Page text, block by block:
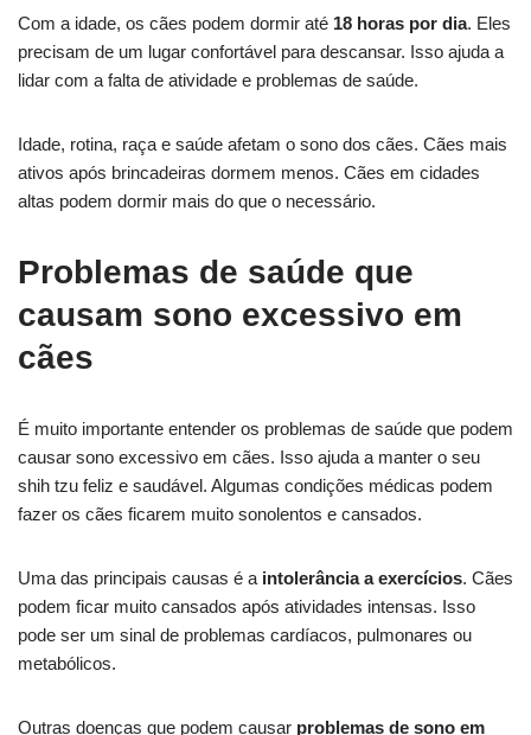
Com a idade, os cães podem dormir até 18 horas por dia. Eles
precisam de um lugar confortável para descansar. Isso ajuda a
lidar com a falta de atividade e problemas de saúde.
Idade, rotina, raça e saúde afetam o sono dos cães. Cães mais
ativos após brincadeiras dormem menos. Cães em cidades
altas podem dormir mais do que o necessário.
Problemas de saúde que
causam sono excessivo em
cães
É muito importante entender os problemas de saúde que podem
causar sono excessivo em cães. Isso ajuda a manter o seu
shih tzu feliz e saudável. Algumas condições médicas podem
fazer os cães ficarem muito sonolentos e cansados.
Uma das principais causas é a intolerância a exercícios. Cães
podem ficar muito cansados após atividades intensas. Isso
pode ser um sinal de problemas cardíacos, pulmonares ou
metabólicos.
Outras doenças que podem causar problemas de sono em